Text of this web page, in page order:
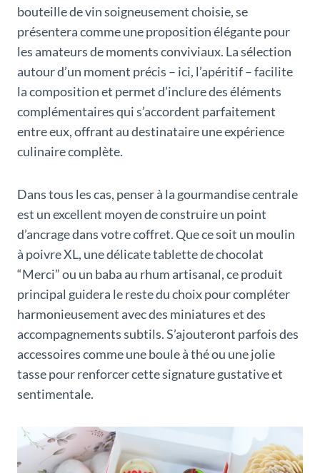
bouteille de vin soigneusement choisie, se
présentera comme une proposition élégante pour
les amateurs de moments conviviaux. La sélection
autour d’un moment précis – ici, l’apéritif – facilite
la composition et permet d’inclure des éléments
complémentaires qui s’accordent parfaitement
entre eux, offrant au destinataire une expérience
culinaire complète.
Dans tous les cas, penser à la gourmandise centrale
est un excellent moyen de construire un point
d’ancrage dans votre coffret. Que ce soit un moulin
à poivre XL, une délicate tablette de chocolat
“Merci” ou un baba au rhum artisanal, ce produit
principal guidera le reste du choix pour compléter
harmonieusement avec des miniatures et des
accompagnements subtils. S’ajouteront parfois des
accessoires comme une boule à thé ou une jolie
tasse pour renforcer cette signature gustative et
sentimentale.